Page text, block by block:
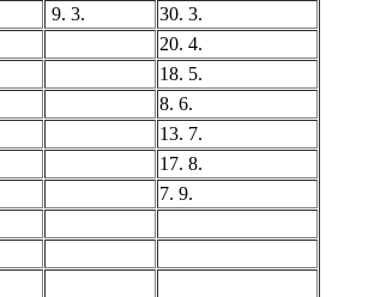
9. 3.
30. 3.
20. 4.
18. 5.
8. 6.
13. 7.
17. 8.
7. 9.